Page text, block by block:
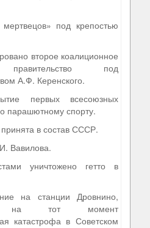
под крепостью
второе коалиционное
под
А.Ф. Керенского.
первых всесоюзных
парашютному спорту.
в состав СССР.
Вавилова.
уничтожено гетто в
на станции Дровнино,
на тот момент
катастрофа в Советском